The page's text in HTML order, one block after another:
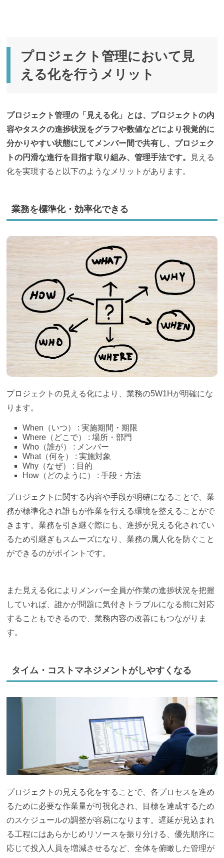
プロジェクト管理において見
える化を行うメリット
プロジェクト管理の「見える化」とは、プロジェクトの内
容やタスクの進捗状況をグラフや数値などにより視覚的に
分かりやすい状態にしてメンバー間で共有し、プロジェク
トの円滑な進行を目指す取り組み、管理手法です。
見える
化を実現すると以下のようなメリットがあります。
業務を標準化・効率化できる
プロジェクトの見える化により、業務の5W1Hが明確にな
ります。
When（いつ） : 実施期間・期限
Where（どこで） : 場所・部門
Who（誰が） : メンバー
What（何を） : 実施対象
Why（なぜ） : 目的
How（どのように） : 手段・方法
プロジェクトに関する内容や手段が明確になることで、業
務が標準化され誰もが作業を行える環境を整えることがで
きます。業務を引き継ぐ際にも、進捗が見える化されてい
るため引継ぎもスムーズになり、業務の属人化を防ぐこと
ができるのがポイントです。
また見える化によりメンバー全員が作業の進捗状況を把握
していれば、誰かが問題に気付きトラブルになる前に対応
することもできるので、業務内容の改善にもつながりま
す。
タイム・コストマネジメントがしやすくなる
プロジェクトの見える化をすることで、各プロセスを進め
るために必要な作業量が可視化され、目標を達成するため
のスケジュールの調整が容易になります。遅延が見込まれ
る工程にはあらかじめリソースを振り分ける、優先順序に
応じて投入人員を増減させるなど、全体を俯瞰した管理が